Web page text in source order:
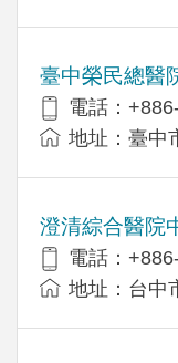
臺中榮民總醫
電話：
地址：臺中
澄清綜合醫院
電話：
地址：台中